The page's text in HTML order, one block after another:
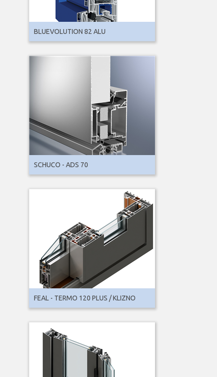
BLUEVOLUTION 82 ALU
SCHUCO - ADS 70
FEAL - TERMO 120 PLUS / KLIZNO